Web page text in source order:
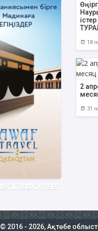
18
2
31
© 2016 - 2026, Ақтөбе